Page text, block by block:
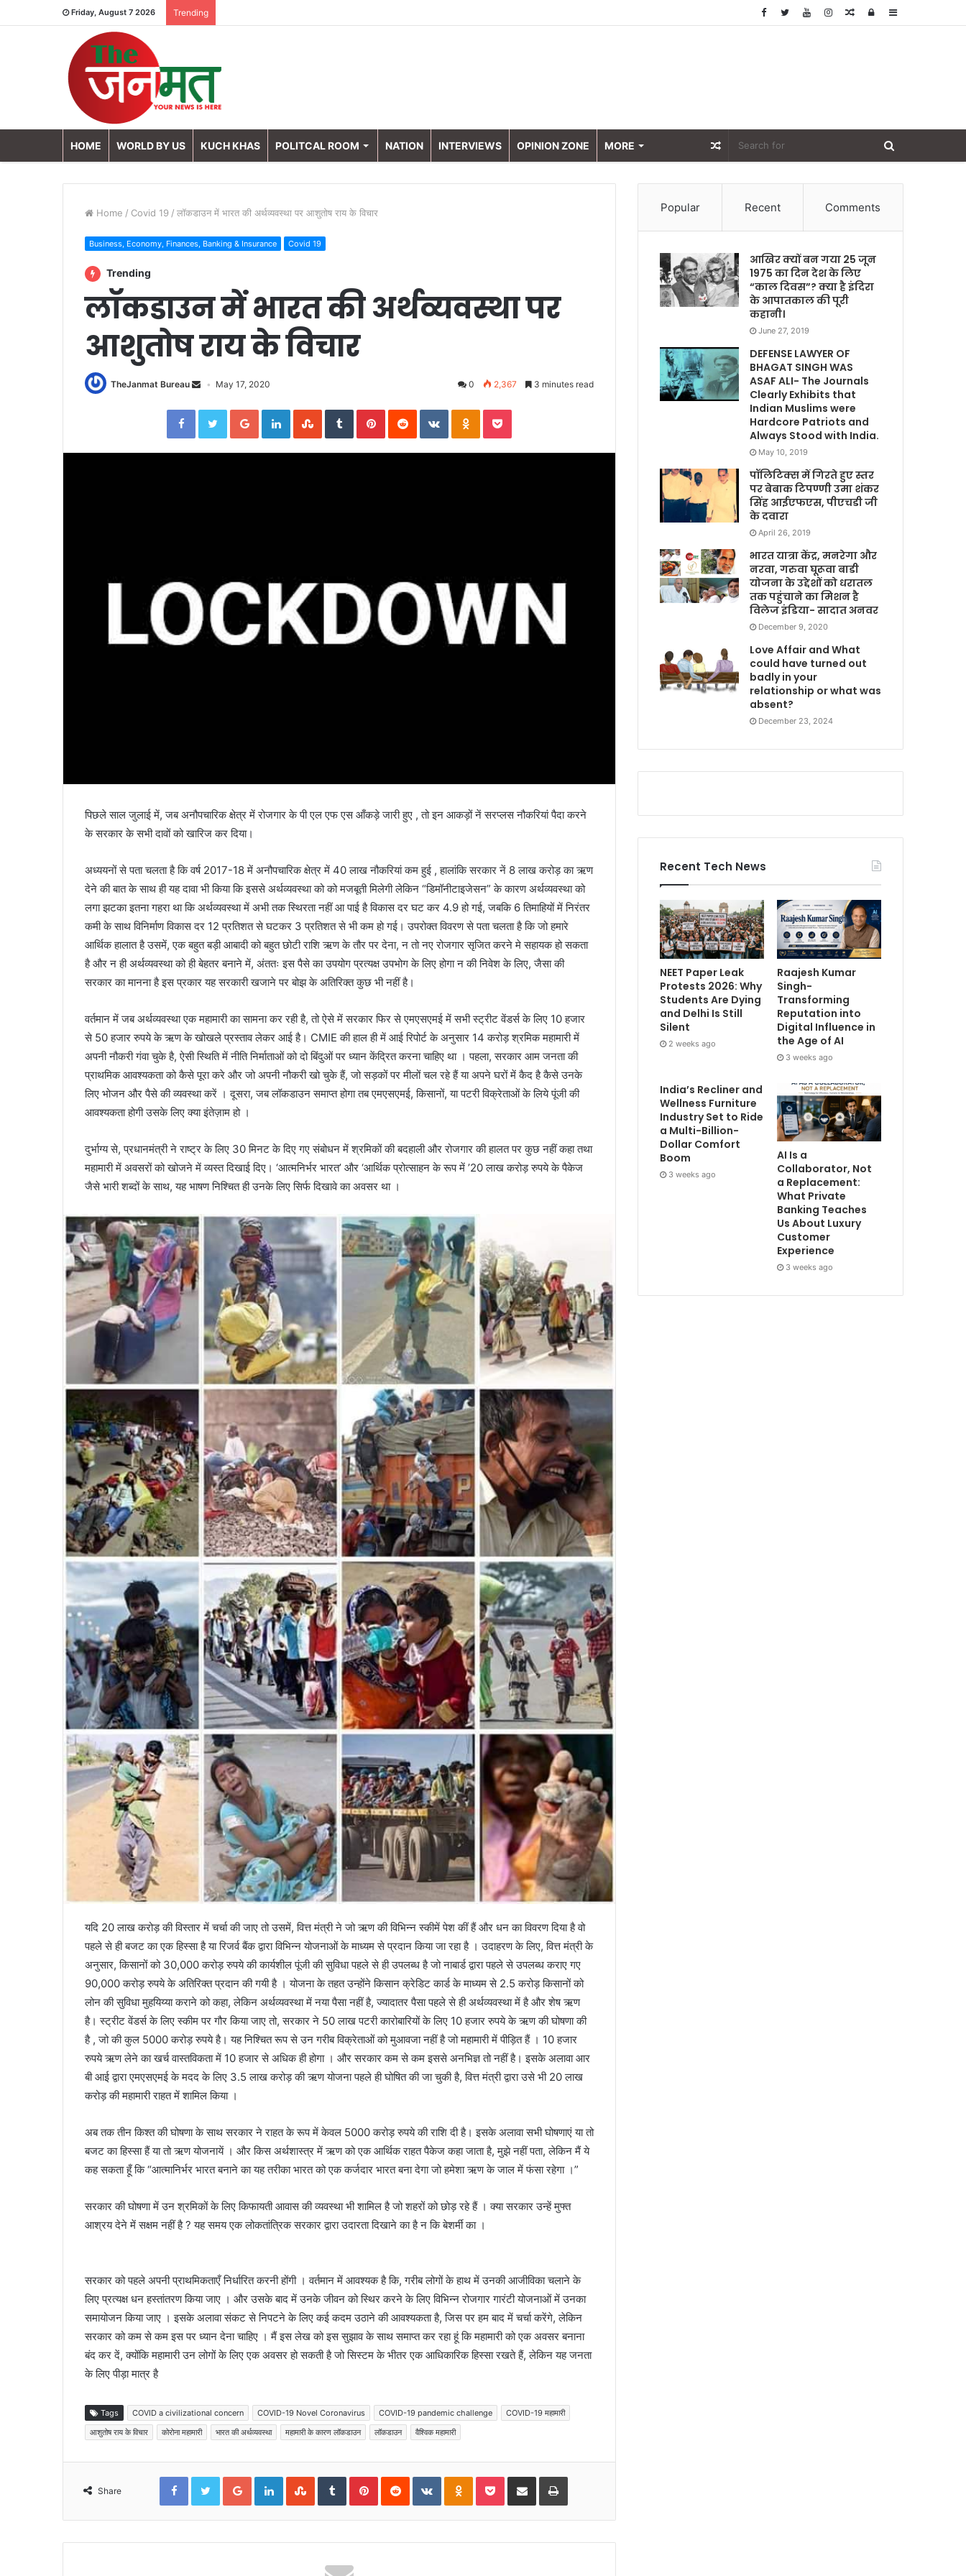
Friday, August 7 2026 Trending Sidebar
Log
Random
HOME WORLD BY US KUCH KHAS POLITCAL ROOM NATION INTERVIEWS OPINION ZONE MORE Random
Home / Covid 19 / लॉकडाउन में भारत की अर्थव्यवस्था पर आशुतोष राय के विचार
Business, Economy, Finances, Banking & Insurance Covid 19
Trending
लॉकडाउन में भारत की अर्थव्यवस्था पर
आशुतोष राय के विचार
TheJanmat Bureau May 17, 2020 0 2,367 3 minutes read
FacebookTwitterGoogle+LinkedInStumbleUpon
TumblrPinterestReddit VKontakteOdnoklassniki
Pocket
पिछले साल जुलाई में, जब अनौपचारिक क्षेत्र में रोजगार के पी एल एफ एस आँकड़े जारी हुए , तो इन आकड़ों नें सरप्लस नौकरियां पैदा करने
के सरकार के सभी दावों को खारिज कर दिया।
अध्ययनों से पता चलता है कि वर्ष 2017-18 में अनौपचारिक क्षेत्र में 40 लाख नौकरियां कम हुई , हालांकि सरकार नें 8 लाख करोड़ का ऋण
देने की बात के साथ ही यह दावा भी किया कि इससे अर्थव्यवस्था को को मजबूती मिलेगी लेकिन “डिमॉनीटाइजेसन” के कारण अर्थव्यवस्था को
लगा झटका इतना गहरा था कि अर्थव्यवस्था में अभी तक स्थिरता नहीं आ पाई है विकास दर घट कर 4.9 हो गई, जबकि 6 तिमाहियों में निरंतर
कमी के साथ विनिर्माण विकास दर 12 प्रतिशत से घटकर 3 प्रतिशत से भी कम हो गई। उपरोक्त विवरण से पता चलता है कि जो हमारे
आर्थिक हालात है उसमें, एक बहुत बड़ी आबादी को बहुत छोटी राशि ऋण के तौर पर देना, न तो नए रोजगार सृजित करने मे सहायक हो सकता
है और न ही अर्थव्यवस्था को ही बेहतर बनाने में, अंततः इस पैसे का उपयोग प्रत्यक्ष उपभोग के लिए होगा न की निवेश के लिए, जैसा की
सरकार का मानना है इस प्रकार यह सरकारी खजाने पर बोझ के अतिरिक्त कुछ भी नहीं है।
वर्तमान में जब अर्थव्यवस्था एक महामारी का सामना कर रही है, तो ऐसे में सरकार फिर से एमएसएमई में सभी स्ट्रीट वेंडर्स के लिए 10 हजार
से 50 हजार रुपये के ऋण के खोखले प्रस्ताव लेकर आई है। CMIE की हाल ही में आई रिपोर्ट के अनुसार 14 करोड़ श्रमिक महामारी में
अपनी नौकरी गंवा चुके है, ऐसी स्थिति में नीति निर्माताओं को दो बिंदुओं पर ध्यान केंद्रित करना चाहिए था । पहला, सरकार आम जनता की
प्राथमिक आवश्यकता को कैसे पूरा करे और जो अपनी नौकरी खो चुके हैं, जो सड़कों पर मीलों चल रहे हैं या अपने घरों में कैद है कैसे उनके
लिए भोजन और पैसे की व्यवस्था करें । दूसरा, जब लॉकडाउन समाप्त होगा तब एमएसएमई, किसानों, या पटरी विक्रेताओं के लिये पूंजी की
आवश्यकता होगी उसके लिए क्या इंतेज़ाम हो ।
दुर्भाग्य से, प्रधानमंत्री ने राष्ट्र के लिए 30 मिनट के दिए गए संबोधन में श्रमिकों की बदहाली और रोजगार की हालत पर कुछ नहीं कहा तथा
महामारी में अवसरों को खोजने में व्यस्त दिखाई दिए। ‘आत्मनिर्भर भारत’ और ‘आर्थिक प्रोत्साहन के रूप में ’20 लाख करोड़ रुपये के पैकेज
जैसे भारी शब्दों के साथ, यह भाषण निश्चित ही उनके लिए सिर्फ दिखावे का अवसर था ।
यदि 20 लाख करोड़ की विस्तार में चर्चा की जाए तो उसमें, वित्त मंत्री ने जो ऋण की विभिन्न स्कीमें पेश कीं हैं और धन का विवरण दिया है वो
पहले से ही बजट का एक हिस्सा है या रिजर्व बैंक द्वारा विभिन्न योजनाओं के माध्यम से प्रदान किया जा रहा है । उदाहरण के लिए, वित्त मंत्री के
अनुसार, किसानों को 30,000 करोड़ रुपये की कार्यशील पूंजी की सुविधा पहले से ही उपलब्ध है जो नाबार्ड द्वारा पहले से उपलब्ध कराए गए
90,000 करोड़ रुपये के अतिरिक्त प्रदान की गयी है । योजना के तहत उन्होंने किसान क्रेडिट कार्ड के माध्यम से 2.5 करोड़ किसानों को
लोन की सुविधा मुहयिय्या कराने को कहा, लेकिन अर्थव्यवस्था में नया पैसा नहीं है, ज्यादातर पैसा पहले से ही अर्थव्यवस्था में है और शेष ऋण
है। स्ट्रीट वेंडर्स के लिए स्कीम पर गौर किया जाए तो, सरकार ने 50 लाख पटरी कारोबारियों के लिए 10 हजार रुपये के ऋण की घोषणा की
है , जो की कुल 5000 करोड़ रुपये है। यह निश्चित रूप से उन गरीब विक्रेताओं को मुआवजा नहीं है जो महामारी में पीड़ित हैं । 10 हजार
रुपये ऋण लेने का खर्च वास्तविकता में 10 हजार से अधिक ही होगा । और सरकार कम से कम इससे अनभिज्ञ तो नहीं है। इसके अलावा आर
बी आई द्वारा एमएसएमई के मदद के लिए 3.5 लाख करोड़ की ऋण योजना पहले ही घोषित की जा चुकी है, वित्त मंत्री द्वारा उसे भी 20 लाख
करोड़ की महामारी राहत में शामिल किया ।
अब तक तीन किश्त की घोषणा के साथ सरकार ने राहत के रूप में केवल 5000 करोड़ रुपये की राशि दी है। इसके अलावा सभी घोषणाएं या तो
बजट का हिस्सा हैं या तो ऋण योजनायें । और किस अर्थशास्त्र में ऋण को एक आर्थिक राहत पैकेज कहा जाता है, मुझे नहीं पता, लेकिन मैं ये
कह सकता हूँ कि “आत्मानिर्भर भारत बनाने का यह तरीका भारत को एक कर्जदार भारत बना देगा जो हमेशा ऋण के जाल में फंसा रहेगा ।”
सरकार की घोषणा में उन श्रमिकों के लिए किफायती आवास की व्यवस्था भी शामिल है जो शहरों को छोड़ रहे हैं । क्या सरकार उन्हें मुफ्त
आश्रय देने में सक्षम नहीं है ? यह समय एक लोकतांत्रिक सरकार द्वारा उदारता दिखाने का है न कि बेशर्मी का ।
सरकार को पहले अपनी प्राथमिकताएँ निर्धारित करनी होंगी । वर्तमान में आवश्यक है कि, गरीब लोगों के हाथ में उनकी आजीविका चलाने के
लिए प्रत्यक्ष धन हस्तांतरण किया जाए । और उसके बाद में उनके जीवन को स्थिर करने के लिए विभिन्न रोजगार गारंटी योजनाओं में उनका
समायोजन किया जाए । इसके अलावा संकट से निपटने के लिए कई कदम उठाने की आवश्यकता है, जिस पर हम बाद में चर्चा करेंगे, लेकिन
सरकार को कम से कम इस पर ध्यान देना चाहिए । मैं इस लेख को इस सुझाव के साथ समाप्त कर रहा हूं कि महामारी को एक अवसर बनाना
बंद कर दें, क्योंकि महामारी उन लोगों के लिए एक अवसर हो सकती है जो सिस्टम के भीतर एक आधिकारिक हिस्सा रखते हैं, लेकिन यह जनता
के लिए पीड़ा मात्र है
Tags COVID a civilizational concern COVID-19 Novel Coronavirus COVID-19 pandemic challenge
COVID-19 महामारी
आशुतोष राय के विचार
कोरोना महामारी भारत की अर्थव्यवस्था महामारी के कारण लॉकडाउन लॉकडाउन वैश्विक महामारी
Share
FacebookTwitterGoogle+LinkedInStumbleUpon
TumblrPinterestReddit VKontakteOdnoklassniki
PocketShare via Email Print
Popular Recent Comments
आखिर क्यों बन गया 25 जून
1975 का दिन देश के लिए
“काल दिवस”? क्या है इंदिरा
के आपातकाल की पूरी
कहानी।
June 27, 2019
DEFENSE LAWYER OF
BHAGAT SINGH WAS
ASAF ALI- The Journals
Clearly Exhibits that
Indian Muslims were
Hardcore Patriots and
Always Stood with India.
May 10, 2019
पॉलिटिक्स में गिरते हुए स्तर
पर बेबाक टिपण्णी उमा शंकर
सिंह आईएफएस, पीएचडी जी
के दवारा
April 26, 2019
भारत यात्रा केंद्र, मनरेगा और
नरवा, गरुवा घूरूवा बाडी
योजना के उद्देशों को धरातल
तक पहुंचाने का मिशन है
विलेज इंडिया- सादात अनवर
December 9, 2020
Love Affair and What
could have turned out
badly in your
relationship or what was
absent?
December 23, 2024
Recent Tech News
NEET Paper Leak
Protests 2026: Why
Students Are Dying
and Delhi Is Still
Silent
2 weeks ago
Raajesh Kumar
Singh-
Transforming
Reputation into
Digital Influence in
the Age of AI
3 weeks ago
India’s Recliner and
Wellness Furniture
Industry Set to Ride
a Multi-Billion-
Dollar Comfort
Boom
3 weeks ago
AI Is a
Collaborator, Not
a Replacement:
What Private
Banking Teaches
Us About Luxury
Customer
Experience
3 weeks ago